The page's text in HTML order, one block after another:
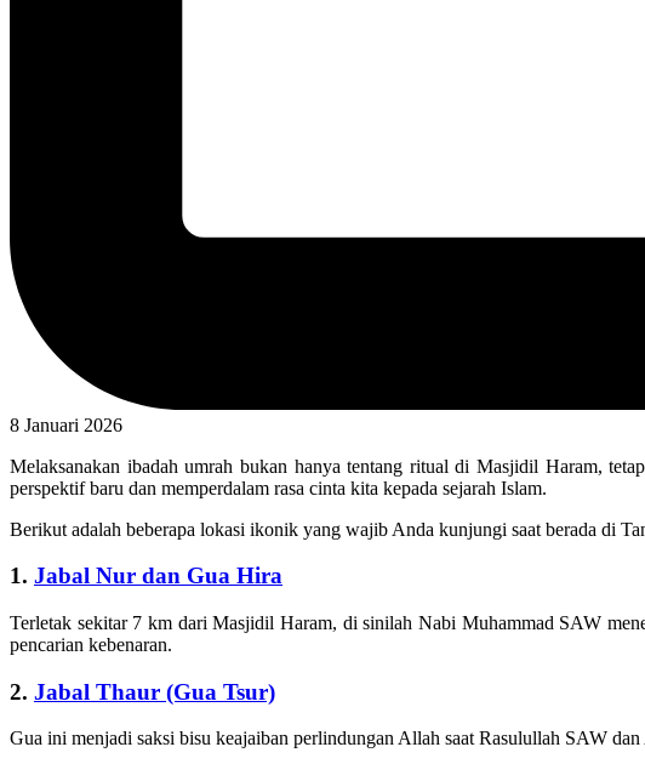
8 Januari 2026
Melaksanakan ibadah umrah bukan hanya tentang ritual di Masjidil Haram,
perspektif baru dan memperdalam rasa cinta kita kepada sejarah Islam.
Berikut adalah beberapa lokasi ikonik yang wajib Anda kunjungi saat berada di
1. Jabal Nur dan Gua Hira
Terletak sekitar 7 km dari Masjidil Haram, di sinilah Nabi Muhammad SAW
pencarian kebenaran.
2. Jabal Thaur (Gua Tsur)
Gua ini menjadi saksi bisu keajaiban perlindungan Allah saat Rasulullah SAW